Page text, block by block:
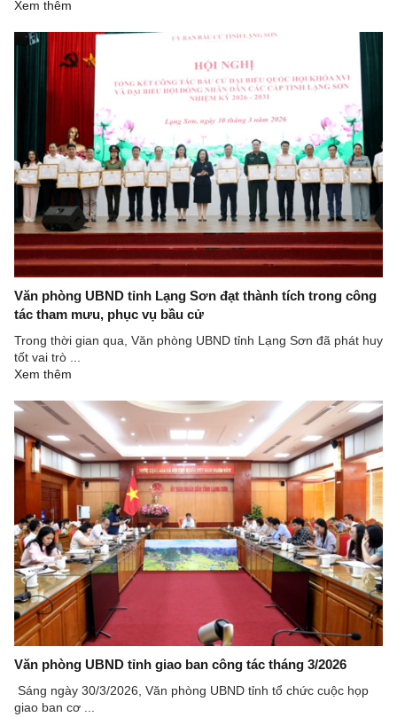
Xem thêm
Văn phòng UBND tỉnh Lạng Sơn đạt thành tích trong công
tác tham mưu, phục vụ bầu cử
Trong thời gian qua, Văn phòng UBND tỉnh Lạng Sơn đã phát huy
tốt vai trò ...
Xem thêm
Văn phòng UBND tỉnh giao ban công tác tháng 3/2026
Sáng ngày 30/3/2026, Văn phòng UBND tỉnh tổ chức cuộc họp
giao ban cơ ...